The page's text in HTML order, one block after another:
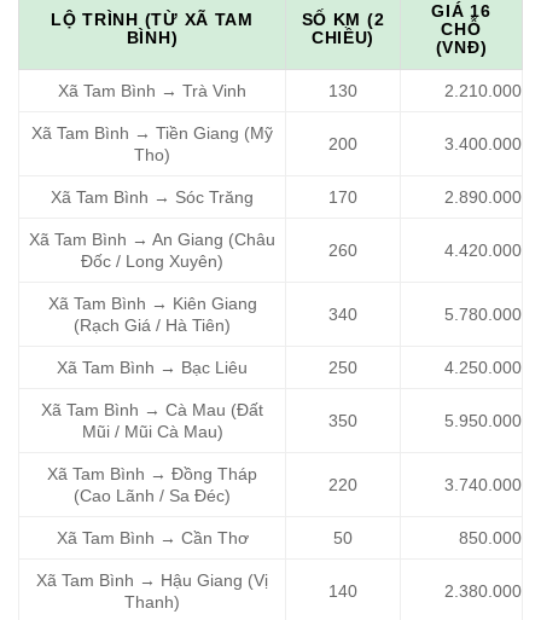
LỘ TRÌNH (TỪ XÃ TAM
BÌNH)
SỐ KM (2
CHIỀU)
GIÁ 16
CHỖ
(VNĐ)
Xã Tam Bình → Trà Vinh 130 2.210.000
Xã Tam Bình → Tiền Giang (Mỹ
Tho)
200 3.400.000
Xã Tam Bình → Sóc Trăng 170 2.890.000
Xã Tam Bình → An Giang (Châu
Đốc / Long Xuyên)
260 4.420.000
Xã Tam Bình → Kiên Giang
(Rạch Giá / Hà Tiên)
340 5.780.000
Xã Tam Bình → Bạc Liêu 250 4.250.000
Xã Tam Bình → Cà Mau (Đất
Mũi / Mũi Cà Mau)
350 5.950.000
Xã Tam Bình → Đồng Tháp
(Cao Lãnh / Sa Đéc)
220 3.740.000
Xã Tam Bình → Cần Thơ 50 850.000
Xã Tam Bình → Hậu Giang (Vị
Thanh)
140 2.380.000